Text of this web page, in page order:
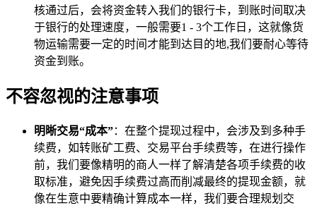
核通过后，会将资金转入我们的银行卡，到账时间取决
于银行的处理速度，一般需要1 - 3个工作日，这就像货
物运输需要一定的时间才能到达目的地,我们要耐心等待
资金到账。
不容忽视的注意事项
明晰交易“成本”：在整个提现过程中，会涉及到多种手
续费，如转账矿工费、交易平台手续费等，在进行操作
前，我们要像精明的商人一样了解清楚各项手续费的收
取标准，避免因手续费过高而削减最终的提现金额，就
像在生意中要精确计算成本一样，我们要合理规划交